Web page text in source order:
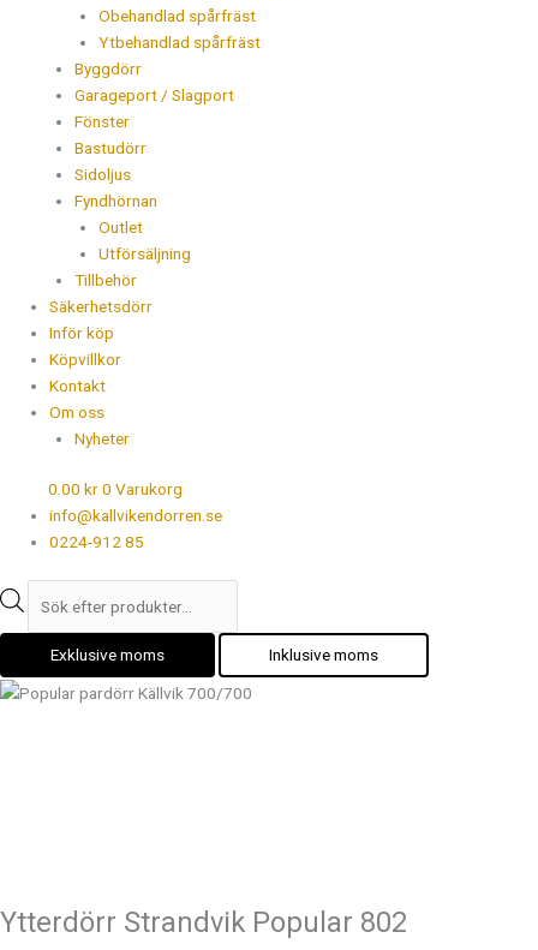
Obehandlad spårfräst
Ytbehandlad spårfräst
Byggdörr
Garageport / Slagport
Fönster
Bastudörr
Sidoljus
Fyndhörnan
Outlet
Utförsäljning
Tillbehör
Säkerhetsdörr
Inför köp
Köpvillkor
Kontakt
Om oss
Nyheter
0.00 kr0 Varukorg
info@kallvikendorren.se
0224-912 85
Exklusive moms Inklusive moms
Ytterdörr Strandvik Popular 802